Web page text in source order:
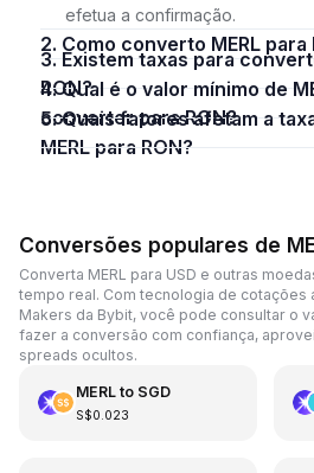
efetua a confirmação.
2. Como converto MERL
3. Existem taxas para converter MERL para
RON?
4. Qual é o valor mínimo de MERL que posso
converter para RON?
5. Quais fatores afetam a taxa de câmbio de
MERL para RON?
Conversões populares de
Converta MERL para USD e outras
tempo real. Com tecnologia de cotações
Makers da Bybit, você pode consultar o
fazer a conversão com confiança,
spreads ocultos.
MERLto SGD
S$0.023